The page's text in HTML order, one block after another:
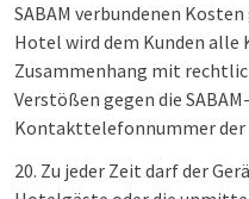
SABAM verbundenen
Hotel wird dem Kunden alle
Zusammenhang mit
Verstößen gegen die
Kontakttelefonnummer der
20. Zu jeder Zeit darf der